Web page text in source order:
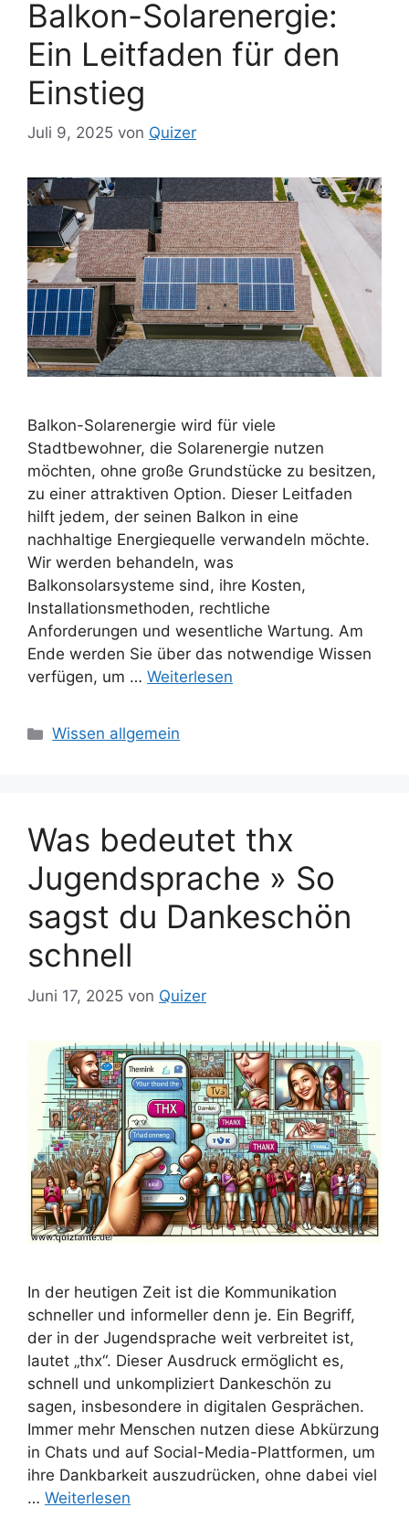
Balkon-Solarenergie:
Ein Leitfaden für den
Einstieg
Juli 9, 2025 von Quizer
Balkon-Solarenergie wird für viele
Stadtbewohner, die Solarenergie nutzen
möchten, ohne große Grundstücke zu besitzen,
zu einer attraktiven Option. Dieser Leitfaden
hilft jedem, der seinen Balkon in eine
nachhaltige Energiequelle verwandeln möchte.
Wir werden behandeln, was
Balkonsolarsysteme sind, ihre Kosten,
Installationsmethoden, rechtliche
Anforderungen und wesentliche Wartung. Am
Ende werden Sie über das notwendige Wissen
verfügen, um … Weiterlesen
Kategorien
Wissen allgemein
Was bedeutet thx
Jugendsprache » So
sagst du Dankeschön
schnell
Juni 17, 2025 von Quizer
In der heutigen Zeit ist die Kommunikation
schneller und informeller denn je. Ein Begriff,
der in der Jugendsprache weit verbreitet ist,
lautet „thx“. Dieser Ausdruck ermöglicht es,
schnell und unkompliziert Dankeschön zu
sagen, insbesondere in digitalen Gesprächen.
Immer mehr Menschen nutzen diese Abkürzung
in Chats und auf Social-Media-Plattformen, um
ihre Dankbarkeit auszudrücken, ohne dabei viel
… Weiterlesen